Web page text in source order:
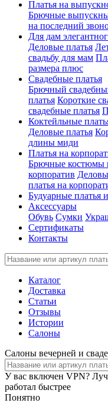
Платья на
Брючные
на последний
Для дам
Деловые платья
свадьбу для мам
размера плюс
Свадебные платья
Брючный
платья Короткие
свадебные платья
Коктейльные
Деловые платья
длины миди
Платья на
Брючные костюмы
корпоратив
платья на
Будуарные платья
Аксессуары
Обувь Сумки
Сертификаты
Контакты
Каталог
Доставка
Статьи
Отзывы
Истории
Салоны
Салоны вечерней и
У вас включен VPN?
работал быстрее
Понятно